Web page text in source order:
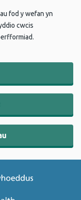
fod y wefan yn
cwcis